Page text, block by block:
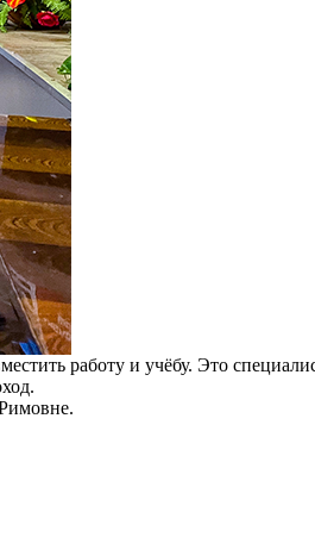
работу и учёбу. Это